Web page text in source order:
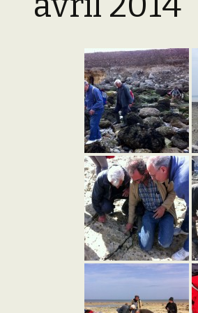
Documents (accès
restreint)